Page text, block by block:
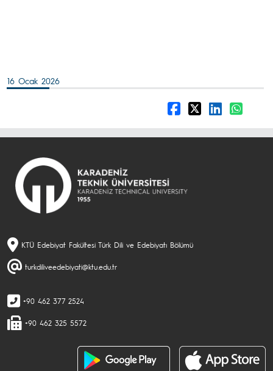
16 Ocak 2026
KTÜ Edebiyat Fakültesi Türk Dili ve Edebiyatı Bölümü
turkdiliveedebiyati@ktu.edu.tr
+90 462 377 2524
+90 462 325 5572